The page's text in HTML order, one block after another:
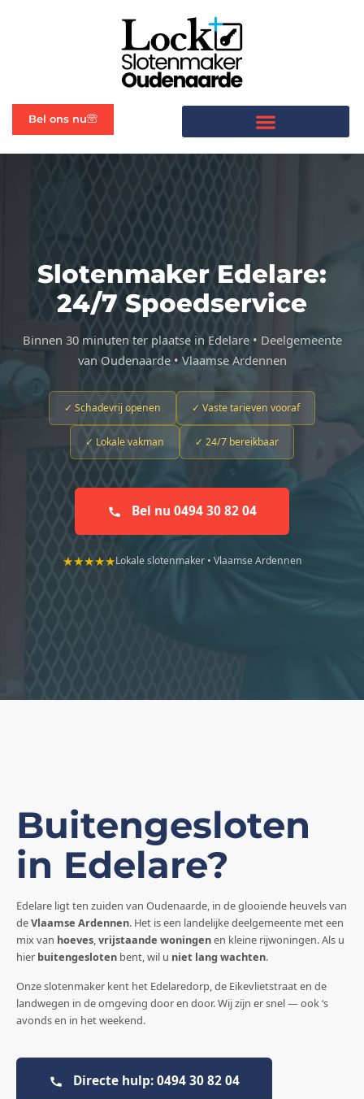
Bel ons nu
Slotenmaker Edelare:
24/7 Spoedservice
Binnen 30 minuten ter plaatse in Edelare • Deelgemeente
van Oudenaarde • Vlaamse Ardennen
✓ Schadevrij openen ✓ Vaste tarieven vooraf
✓ Lokale vakman ✓ 24/7 bereikbaar
Bel nu 0494 30 82 04
★★★★★Lokale slotenmaker • Vlaamse Ardennen
Buitengesloten
in Edelare?
Edelare ligt ten zuiden van Oudenaarde, in de glooiende heuvels van
deVlaamse Ardennen. Het is een landelijke deelgemeente met een
mix van hoeves,vrijstaande woningenen kleine rijwoningen. Als u
hier buitengesloten bent, wil u niet lang wachten.
Onze slotenmaker kent het Edelaredorp, de Eikevlietstraat en de
landwegen in de omgeving door en door. Wij zijn er snel — ook ‘s
avonds en in het weekend.
Directe hulp: 0494 30 82 04